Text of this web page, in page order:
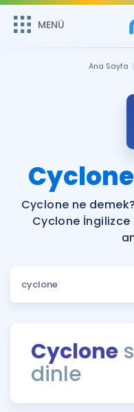
MENÜ
Remzi Hoca ile seni
MENÜ
Katılımcı Görüşleri
Faydalı Araçlar
Sözlük
Rehberlik Aracı
ÖSYM Sınav
Hakkımızda
Ana Sayfa
Cyclone
Cyclone ne
Cyclone
Cyclone
dinle